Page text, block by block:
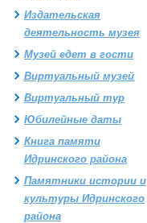
Издательская
деятельность музея
Музей едет в гости
Виртуальный музей
Виртуальный тур
Юбилейные даты
Книга памяти
Идринского района
Памятники истории и
культуры Идринского
района